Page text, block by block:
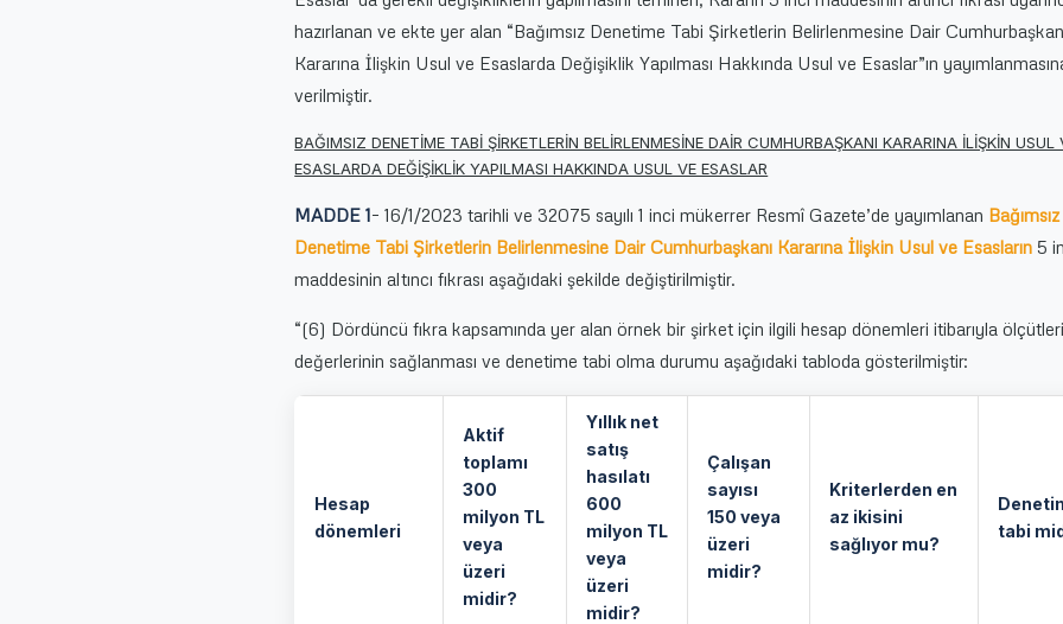
hazırlanan ve ekte yer alan “Bağımsız Denetime Tabi Şirketlerin Belirlenmesine Dair
Kararına İlişkin Usul ve Esaslarda Değişiklik Yapılması Hakkında Usul ve Esaslar”ın
verilmiştir.
BAĞIMSIZ DENETİME TABİ ŞİRKETLERİN BELİRLENMESİNE DAİR CUMHURBAŞKANI KARARINA İLİŞKİN USUL
ESASLARDA DEĞİŞİKLİK YAPILMASI HAKKINDA USUL VE ESASLAR
MADDE 1– 16/1/2023 tarihli ve 32075 sayılı 1 inci mükerrer Resmî Gazete’de yayımlanan Bağımsız
Denetime Tabi Şirketlerin Belirlenmesine Dair Cumhurbaşkanı Kararına İlişkin Usul ve Esasların 5
maddesinin altıncı fıkrası aşağıdaki şekilde değiştirilmiştir.
“(6) Dördüncü fıkra kapsamında yer alan örnek bir şirket için ilgili hesap dönemleri itibarıyla
değerlerinin sağlanması ve denetime tabi olma durumu aşağıdaki tabloda gösterilmiştir:
Hesap
dönemleri
Aktif
toplamı
300
milyon TL
veya
üzeri
midir?
Yıllık net
satış
hasılatı
600
milyon TL
veya
üzeri
midir?
Çalışan
sayısı
150 veya
üzeri
midir?
Kriterlerden en
az ikisini
sağlıyor mu?
tabi